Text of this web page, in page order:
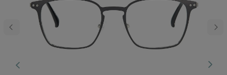
Poprzedni